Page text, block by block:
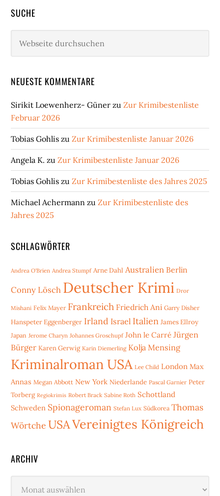
SUCHE
durchsuchen
NEUESTE KOMMENTARE
Sirikit Loewenherz- Güner zuZur Krimibestenliste
Februar 2026
Tobias Gohlis zuZur Krimibestenliste Januar 2026
Angela K. zuZur Krimibestenliste Januar 2026
Tobias Gohlis zuZur Krimibestenliste des Jahres 2025
Michael Achermann zuZur Krimibestenliste des
Jahres 2025
SCHLAGWÖRTER
Andrea O'Brien Andrea Stumpf Arne Dahl Australien Berlin
Conny Lösch Deutscher Krimi Dror
Mishani Felix Mayer Frankreich Friedrich Ani Garry Disher
Hanspeter Eggenberger Irland Israel Italien James Ellroy
Japan Jerome Charyn Johannes Groschupf John le Carré Jürgen
Bürger Karen Gerwig Karin Diemerling Kolja Mensing
Kriminalroman USA Lee Child London Max
Annas Megan Abbott New York Niederlande Pascal Garnier Peter
Torberg Regiokrimis Robert Brack Sabine Roth Schottland
Schweden Spionageroman Stefan Lux Südkorea Thomas
Wörtche USAVereinigtes Königreich
ARCHIV